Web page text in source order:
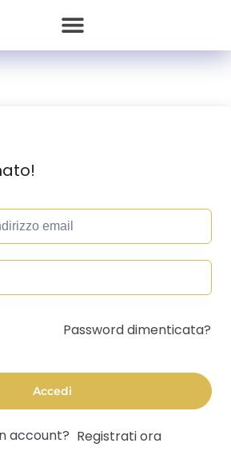
Password dimenticata?
Accedi
account? Registrati ora